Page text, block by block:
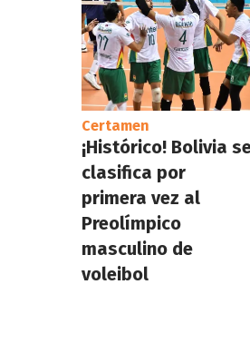
Certamen
¡Histórico! Bolivia
clasifica por
primera vez al
Preolímpico
masculino de
voleibol